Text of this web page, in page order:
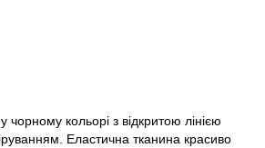
чорному кольорі з відкритою лінією
Еластична тканина красиво